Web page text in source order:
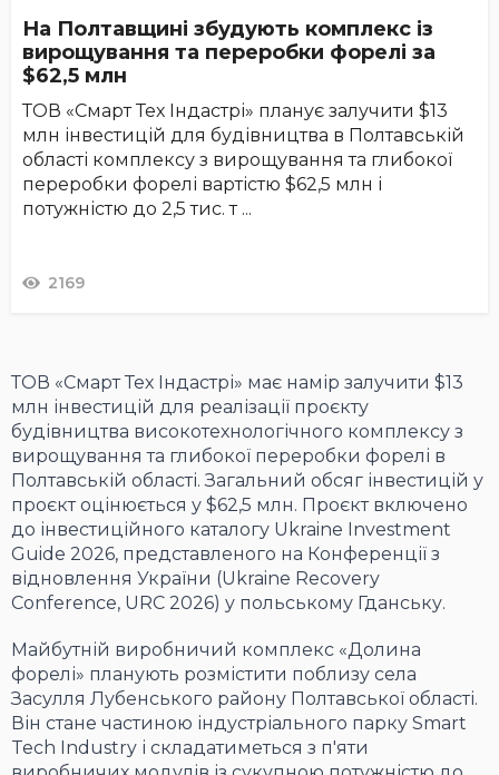
На Полтавщині збудують комплекс із
вирощування та переробки форелі за
$62,5 млн
ТОВ «Смарт Тех Індастрі» планує залучити $13
млн інвестицій для будівництва в Полтавській
області комплексу з вирощування та глибокої
переробки форелі вартістю $62,5 млн і
потужністю до 2,5 тис. т ...
2169
ТОВ «Смарт Тех Індастрі» має намір залучити $13
млн інвестицій для реалізації проєкту
будівництва високотехнологічного комплексу з
вирощування та глибокої переробки форелі в
Полтавській області. Загальний обсяг інвестицій у
проєкт оцінюється у $62,5 млн. Проєкт включено
до інвестиційного каталогу Ukraine Investment
Guide 2026, представленого на Конференції з
відновлення України (Ukraine Recovery
Conference, URC 2026) у польському Гданську.
Майбутній виробничий комплекс «Долина
форелі» планують розмістити поблизу села
Засулля Лубенського району Полтавської області.
Він стане частиною індустріального парку Smart
Tech Industry і складатиметься з п'яти